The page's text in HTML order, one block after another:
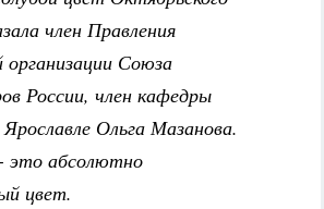
член Правления
организации Союза
России, член кафедры
Ольга Мазанова.
это абсолютно
цвет.